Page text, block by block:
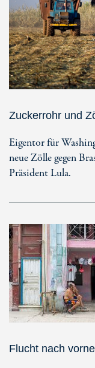
Zuckerrohr und
Eigentor für
neue Zölle gegen
Präsident Lula.
Flucht nach vorne